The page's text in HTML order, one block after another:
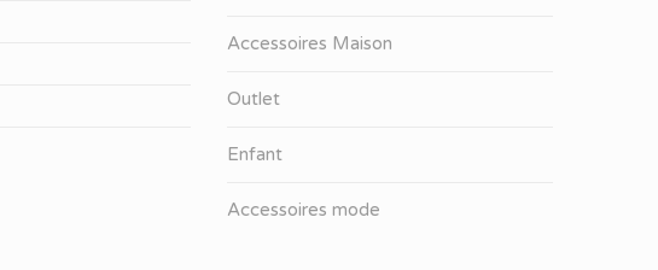
Accessoires Maison
Outlet
Enfant
Accessoires mode